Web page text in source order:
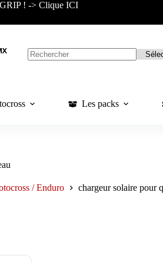
! -> Clique ICI
Les packs
/ Enduro chargeur solaire pour